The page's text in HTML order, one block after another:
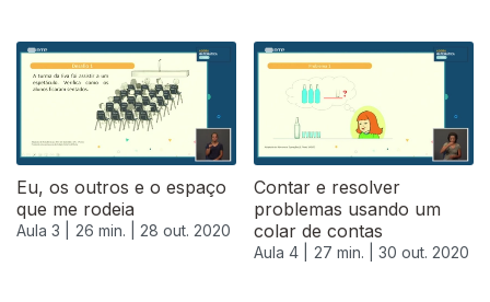
Eu, os outros e o espaço
que me rodeia
Aula 3 | 26 min. | 28 out. 2020
Contar e resolver
problemas usando um
colar de contas
Aula 4 | 27 min. | 30 out. 2020